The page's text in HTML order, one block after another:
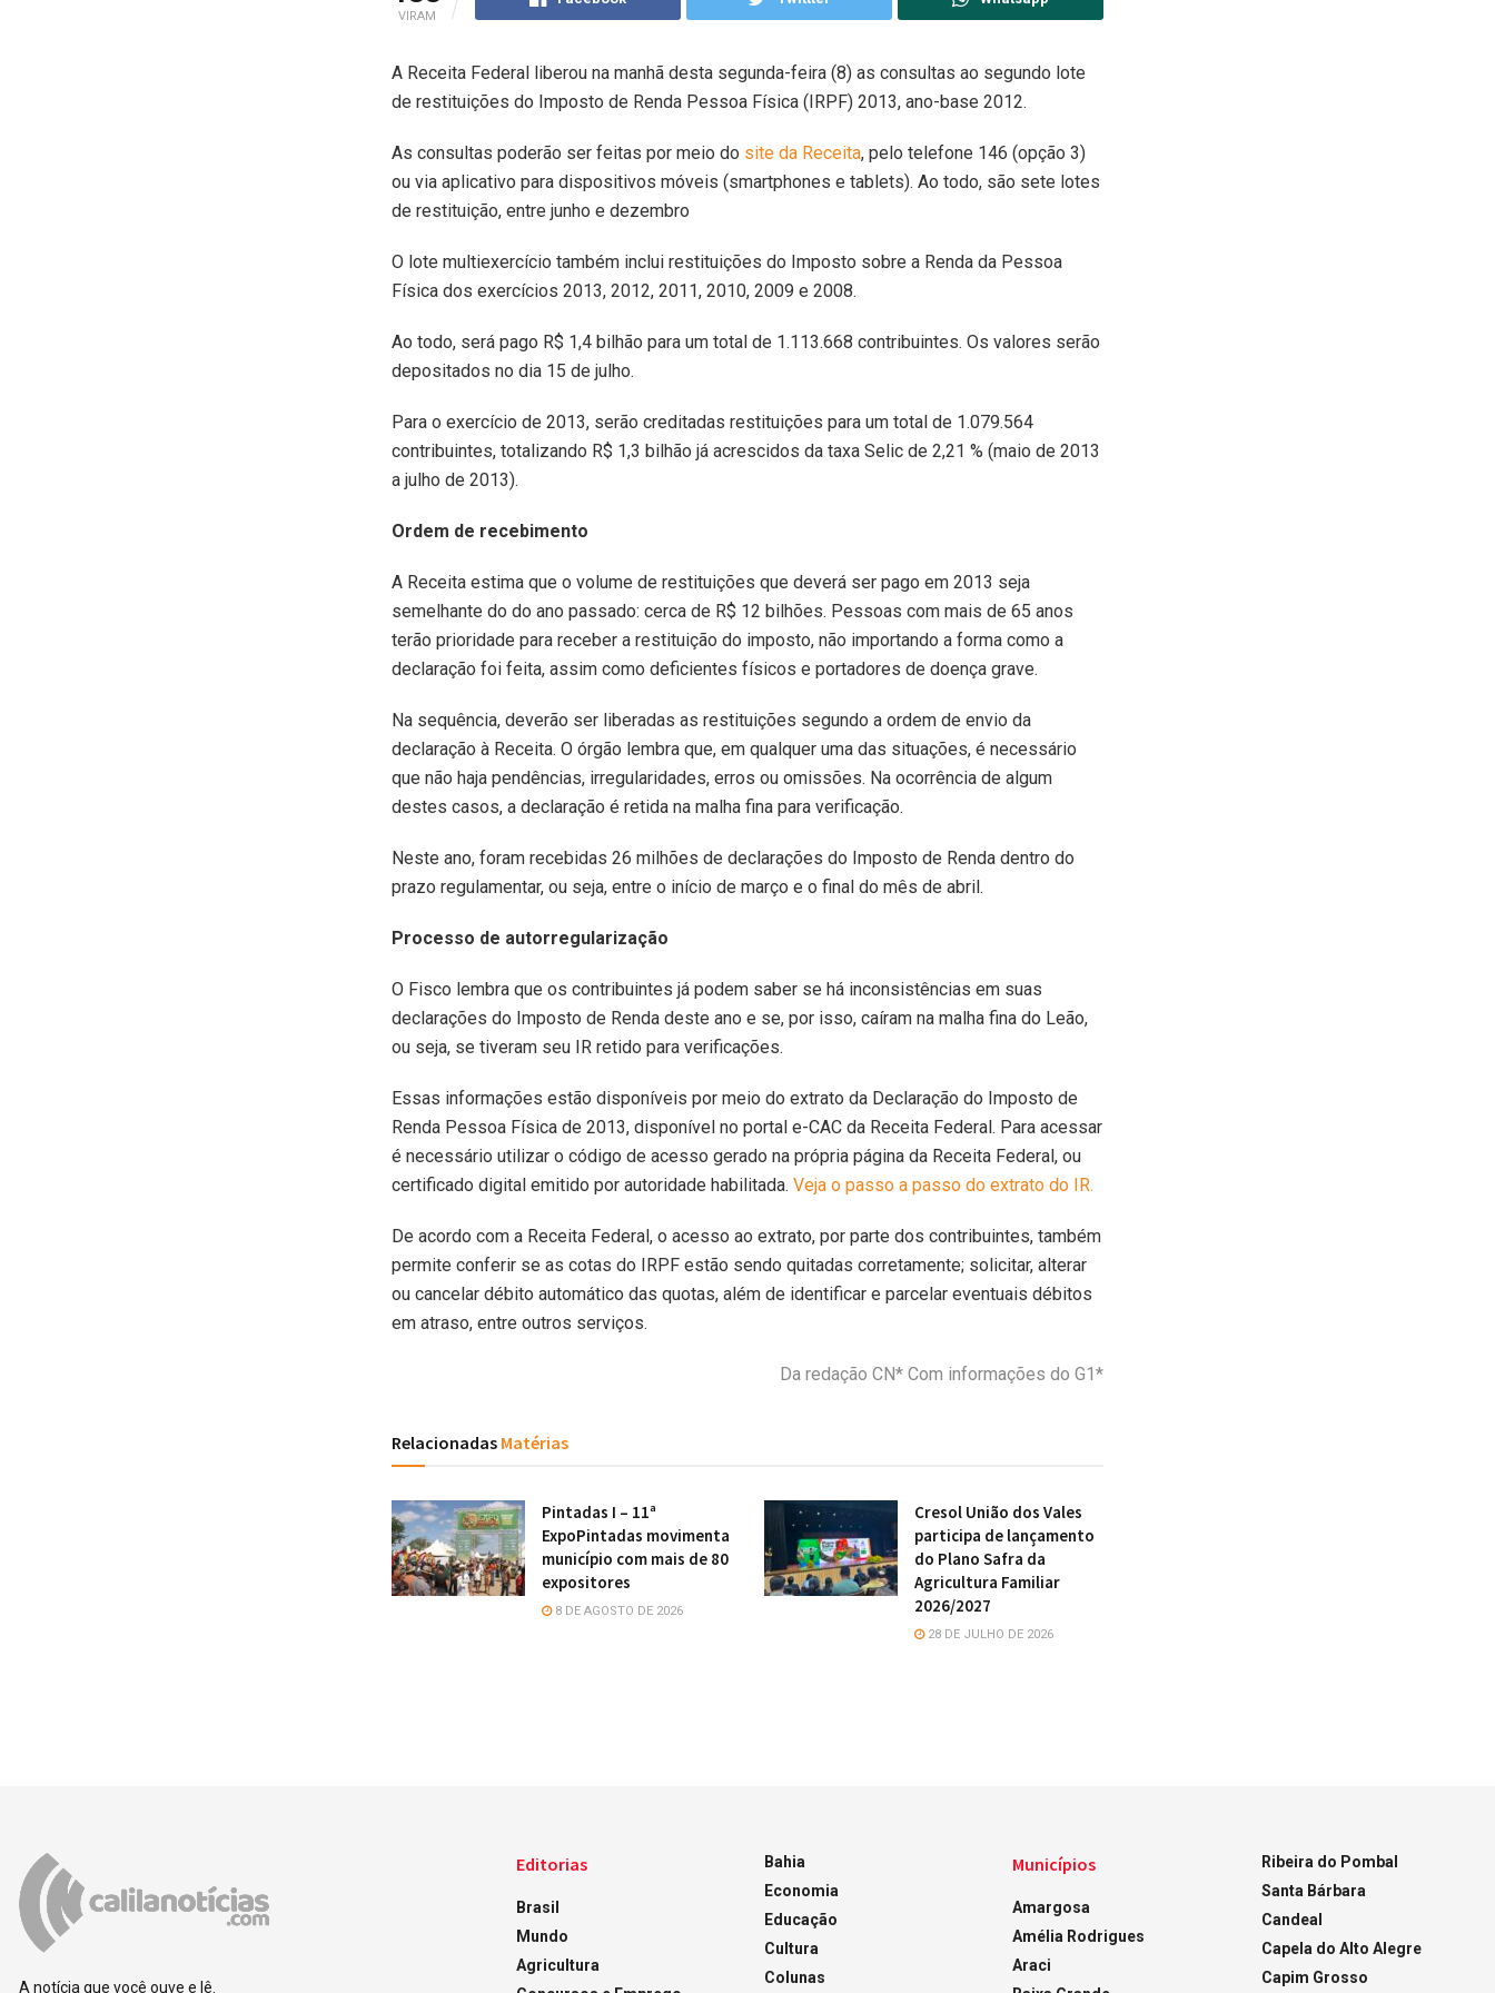
VIRAM
A Receita Federal liberou na manhã desta segunda-feira (8) as consultas ao segundo lote
de restituições do Imposto de Renda Pessoa Física (IRPF) 2013, ano-base 2012.
As consultas poderão ser feitas por meio do site da Receita, pelo telefone 146 (opção 3)
ou via aplicativo para dispositivos móveis (smartphones e tablets). Ao todo, são sete lotes
de restituição, entre junho e dezembro
O lote multiexercício também inclui restituições do Imposto sobre a Renda da Pessoa
Física dos exercícios 2013, 2012, 2011, 2010, 2009 e 2008.
Ao todo, será pago R$ 1,4 bilhão para um total de 1.113.668 contribuintes. Os valores serão
depositados no dia 15 de julho.
Para o exercício de 2013, serão creditadas restituições para um total de 1.079.564
contribuintes, totalizando R$ 1,3 bilhão já acrescidos da taxa Selic de 2,21 % (maio de 2013
a julho de 2013).
Ordem de recebimento
A Receita estima que o volume de restituições que deverá ser pago em 2013 seja
semelhante do do ano passado: cerca de R$ 12 bilhões. Pessoas com mais de 65 anos
terão prioridade para receber a restituição do imposto, não importando a forma como a
declaração foi feita, assim como deficientes físicos e portadores de doença grave.
Na sequência, deverão ser liberadas as restituições segundo a ordem de envio da
declaração à Receita. O órgão lembra que, em qualquer uma das situações, é necessário
que não haja pendências, irregularidades, erros ou omissões. Na ocorrência de algum
destes casos, a declaração é retida na malha fina para verificação.
Neste ano, foram recebidas 26 milhões de declarações do Imposto de Renda dentro do
prazo regulamentar, ou seja, entre o início de março e o final do mês de abril.
Processo de autorregularização
O Fisco lembra que os contribuintes já podem saber se há inconsistências em suas
declarações do Imposto de Renda deste ano e se, por isso, caíram na malha fina do Leão,
ou seja, se tiveram seu IR retido para verificações.
Essas informações estão disponíveis por meio do extrato da Declaração do Imposto de
Renda Pessoa Física de 2013, disponível no portal e-CAC da Receita Federal. Para acessar
é necessário utilizar o código de acesso gerado na própria página da Receita Federal, ou
certificado digital emitido por autoridade habilitada. Veja o passo a passo do extrato do IR.
De acordo com a Receita Federal, o acesso ao extrato, por parte dos contribuintes, também
permite conferir se as cotas do IRPF estão sendo quitadas corretamente; solicitar, alterar
ou cancelar débito automático das quotas, além de identificar e parcelar eventuais débitos
em atraso, entre outros serviços.
Da redação CN* Com informações do G1*
Relacionadas Matérias
Pintadas I – 11ª
ExpoPintadas movimenta
município com mais de 80
expositores
8 DE AGOSTO DE 2026
Cresol União dos Vales
participa de lançamento
do Plano Safra da
Agricultura Familiar
2026/2027
28 DE JULHO DE 2026
A notícia que você ouve e lê.
Editorias
Brasil
Mundo
Agricultura
Bahia
Economia
Educação
Cultura
Colunas
Municípios
Amargosa
Amélia Rodrigues
Araci
Ribeira do Pombal
Santa Bárbara
Candeal
Capela do Alto Alegre
Capim Grosso